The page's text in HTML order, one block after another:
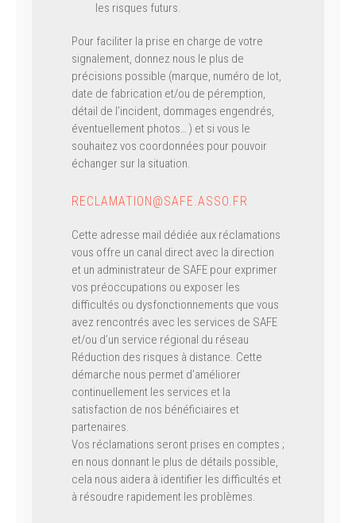
les risques futurs.
Pour faciliter la prise en charge de votre
signalement, donnez nous le plus de
précisions possible (marque, numéro de lot,
date de fabrication et/ou de péremption,
détail de l’incident, dommages engendrés,
éventuellement photos… ) et si vous le
souhaitez vos coordonnées pour pouvoir
échanger sur la situation.
RECLAMATION@SAFE.ASSO.FR
Cette adresse mail dédiée aux réclamations
vous offre un canal direct avec la direction
et un administrateur de SAFE pour exprimer
vos préoccupations ou exposer les
difficultés ou dysfonctionnements que vous
avez rencontrés avec les services de SAFE
et/ou d’un service régional du réseau
Réduction des risques à distance. Cette
démarche nous permet d’améliorer
continuellement les services et la
satisfaction de nos bénéficiaires et
partenaires.
Vos réclamations seront prises en comptes ;
en nous donnant le plus de détails possible,
cela nous aidera à identifier les difficultés et
à résoudre rapidement les problèmes.